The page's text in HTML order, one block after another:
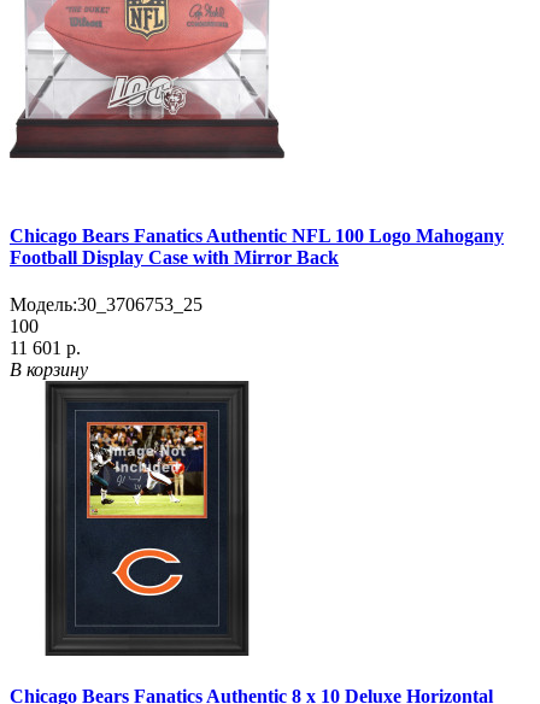
Chicago Bears Fanatics Authentic NFL 100 Logo Mahogany
Football Display Case with Mirror Back
Модель:30_3706753_25
100
11 601 р.
В корзину
Chicago Bears Fanatics Authentic 8 x 10 Deluxe Horizontal